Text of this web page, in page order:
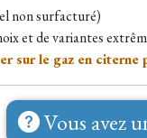
non surfacturé)
et de variantes
sur le gaz en citerne
Vous avez